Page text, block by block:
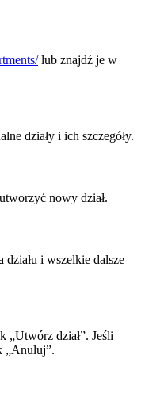
lub znajdź je w
działy i ich szczegóły.
nowy dział.
działu i wszelkie dalsze
„Utwórz dział”. Jeśli
„Anuluj”.